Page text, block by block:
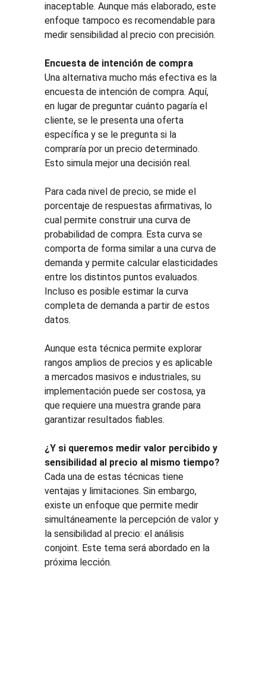
inaceptable. Aunque más elaborado, este
enfoque tampoco es recomendable para
medir sensibilidad al precio con precisión.
Encuesta de intención de compra
Una alternativa mucho más efectiva es la
encuesta de intención de compra. Aquí,
en lugar de preguntar cuánto pagaría el
cliente, se le presenta una oferta
específica y se le pregunta si la
compraría por un precio determinado.
Esto simula mejor una decisión real.
Para cada nivel de precio, se mide el
porcentaje de respuestas afirmativas, lo
cual permite construir una curva de
probabilidad de compra. Esta curva se
comporta de forma similar a una curva de
demanda y permite calcular elasticidades
entre los distintos puntos evaluados.
Incluso es posible estimar la curva
completa de demanda a partir de estos
datos.
Aunque esta técnica permite explorar
rangos amplios de precios y es aplicable
a mercados masivos e industriales, su
implementación puede ser costosa, ya
que requiere una muestra grande para
garantizar resultados fiables.
¿Y si queremos medir valor percibido y
sensibilidad al precio al mismo tiempo?
Cada una de estas técnicas tiene
ventajas y limitaciones. Sin embargo,
existe un enfoque que permite medir
simultáneamente la percepción de valor y
la sensibilidad al precio: el análisis
conjoint. Este tema será abordado en la
próxima lección.